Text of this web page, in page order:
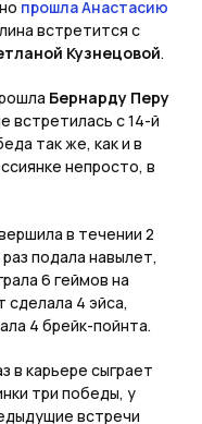
прошла Анастасию
встретится с
Кузнецовой.
Бернарду Перу
встретилась с 14-й
так же, как и в
непросто, в
в течении 2
подала навылет,
6 геймов на
4 эйса,
4 брейк-пойнта.
в карьере сыграет
три победы, у
встречи